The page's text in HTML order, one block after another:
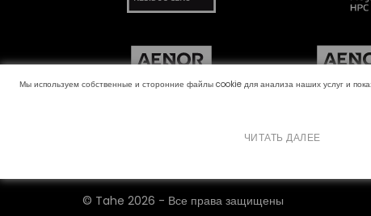
Мы используем собственные и сторонние файлы cookie для анализа наших услуг и
ЧИТАТЬ ДАЛЕЕ
Политика использования файлов
© Tahe 2026 - Все права защищены